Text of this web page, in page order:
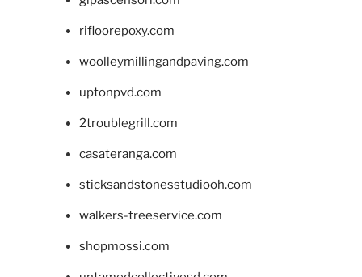
rifloorepoxy.com
woolleymillingandpaving.com
uptonpvd.com
2troublegrill.com
casateranga.com
sticksandstonesstudiooh.com
walkers-treeservice.com
shopmossi.com